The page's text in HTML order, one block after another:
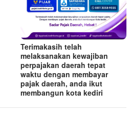
Terimakasih telah
melaksanakan kewajiban
perpajakan daerah tepat
waktu dengan membayar
pajak daerah, anda ikut
membangun kota kediri